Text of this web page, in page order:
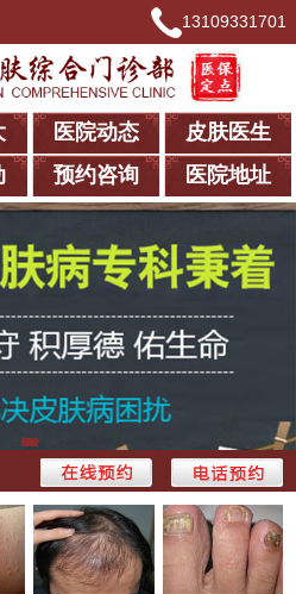
13109331701
医院动态
皮肤医生
预约咨询 医院地址